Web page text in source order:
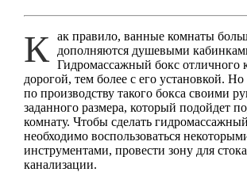
Как правило, ванные комнаты большого размера
дополняются душевыми
Гидромассажный бокс отличного
дорогой, тем более с его установкой. Но
по производству такого бокса своими
заданного размера, который подойдет
комнату. Чтобы сделать
необходимо воспользоваться
инструментами, провести зону для
канализации.